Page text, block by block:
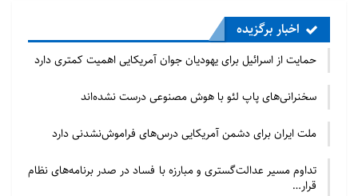
لباس خدمت برازنده‌ی شما. اکنون باید به انسان خدمت
کرد، درد او را دید و سخن‌اش را شنید.
پایان پیام/م
اخبار برگزیده
حمایت از اسرائیل برای یهودیان جوان آمریکایی اهمیت کمتری دارد
سخنرانی‌های پاپ لئو با هوش مصنوعی درست نشده‌اند
ملت ایران برای دشمن آمریکایی درس‌های فراموش‌نشدنی دارد
تداوم مسیر عدالت‌گستری و مبارزه با فساد در صدر برنامه‌های نظام
قرار…